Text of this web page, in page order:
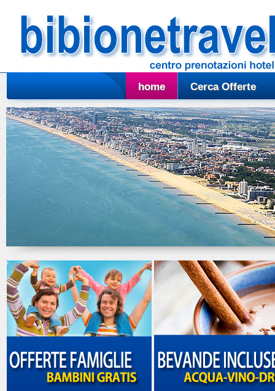
home Cerca Offerte